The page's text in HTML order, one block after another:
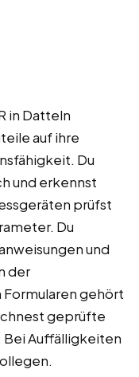
in Datteln
auf ihre
Du
und erkennst
prüfst
Du
und
der
gehört
geprüfte
Bei Auffälligkeiten